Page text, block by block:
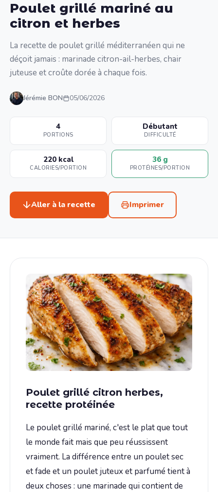
Poulet grillé mariné au
citron et herbes
La recette de poulet grillé méditerranéen qui ne
déçoit jamais : marinade citron-ail-herbes, chair
juteuse et croûte dorée à chaque fois.
Jérémie BON 05/06/2026
4
PORTIONS
Débutant
DIFFICULTÉ
220 kcal
CALORIES/PORTION
36 g
PROTÉINES/PORTION
Aller à la recette Imprimer
Poulet grillé citron herbes,
recette protéinée
Le poulet grillé mariné, c'est le plat que tout
le monde fait mais que peu réussissent
vraiment. La différence entre un poulet sec
et fade et un poulet juteux et parfumé tient à
deux choses : une marinade qui contient de